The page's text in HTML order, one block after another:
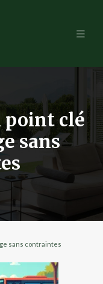
point clé
sans
sans contraintes